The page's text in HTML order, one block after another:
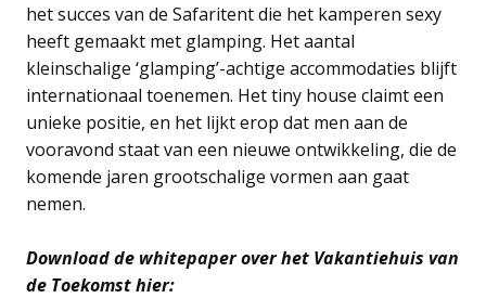
het succes van de Safaritent die het kamperen sexy
heeft gemaakt met glamping. Het aantal
kleinschalige ‘glamping’-achtige accommodaties blijft
internationaal toenemen. Het tiny house claimt een
unieke positie, en het lijkt erop dat men aan de
vooravond staat van een nieuwe ontwikkeling, die de
komende jaren grootschalige vormen aan gaat
nemen.
Download de whitepaper over het Vakantiehuis van
de Toekomst hier: